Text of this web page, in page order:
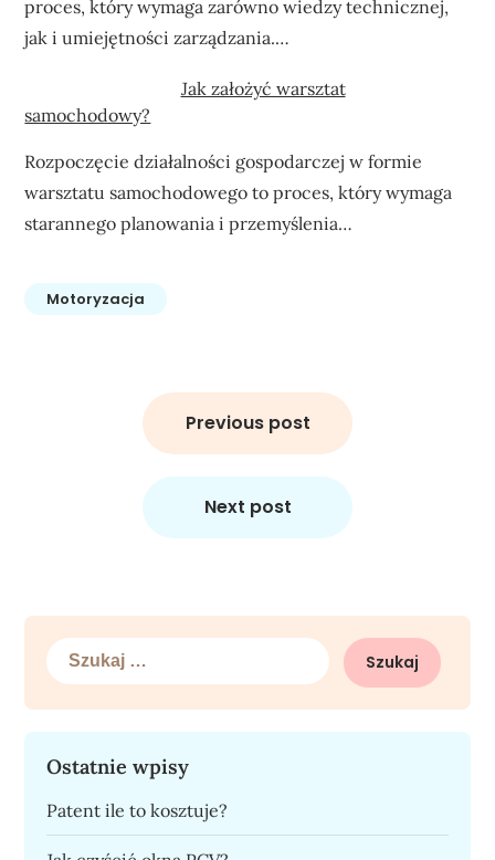
proces, który wymaga zarówno wiedzy technicznej,
jak i umiejętności zarządzania.…
Jak założyć warsztat
samochodowy?
Rozpoczęcie działalności gospodarczej w formie
warsztatu samochodowego to proces, który wymaga
starannego planowania i przemyślenia…
Motoryzacja
Previous post
Next post
Szukaj:
Ostatnie wpisy
Patent ile to kosztuje?